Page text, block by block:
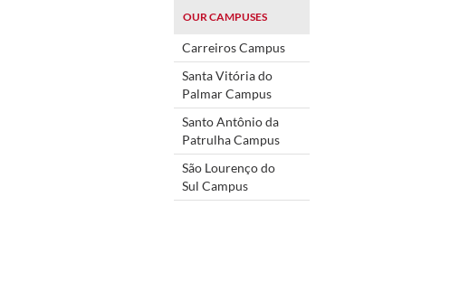
OUR CAMPUSES
Carreiros Campus
Santa Vitória do
Palmar Campus
Santo Antônio da
Patrulha Campus
São Lourenço do
Sul Campus